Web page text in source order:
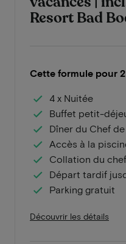
Resort Bad
Cette formule pour
4 x Nuitée
Buffet petit-
Dîner du Chef
Accès à la
Collation du
Départ tardif
Parking gratuit
Découvrir les détails